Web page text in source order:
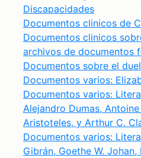
Discapacidades
Documentos clinicos de
Documentos clinicos
archivos de documentos
Documentos sobre el
Documentos varios:
Documentos varios:
Alejandro Dumas,
Aristoteles, y Arthur C.
Documentos varios:
Gibrán, Goethe W.